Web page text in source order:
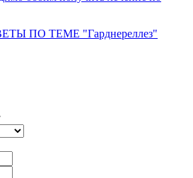
ПО ТЕМЕ "Гарднереллез"